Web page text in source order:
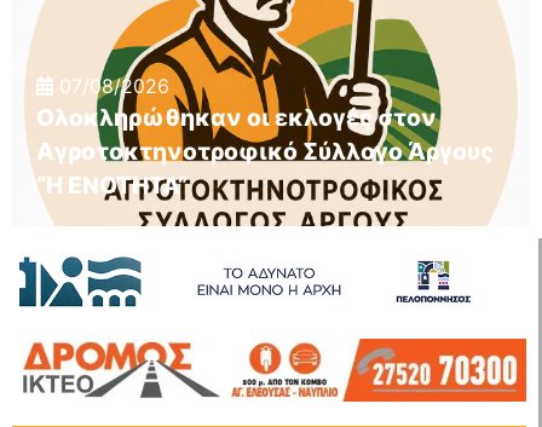
07/08/2026
Ολοκληρώθηκαν οι εκλογές στον
Αγροτοκτηνοτροφικό Σύλλογο Άργους
“Η ΕΝΟΤΗΤΑ”